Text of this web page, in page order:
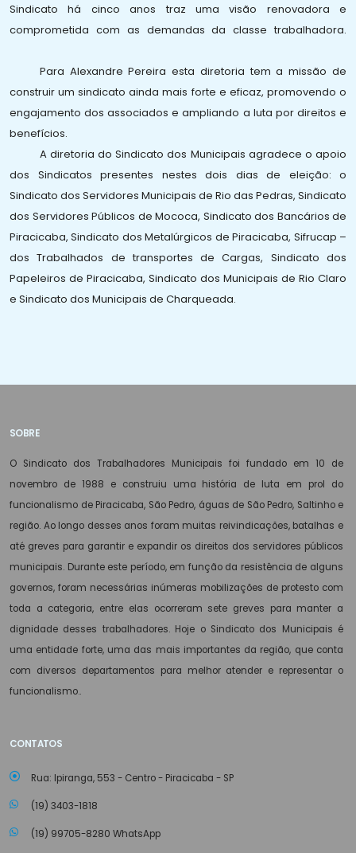
Sindicato há cinco anos traz uma visão renovadora e
comprometida com as demandas da classe trabalhadora.
Para Alexandre Pereira esta diretoria tem a missão de
construir um sindicato ainda mais forte e eficaz, promovendo o
engajamento dos associados e ampliando a luta por direitos e
benefícios.
A diretoria do Sindicato dos Municipais agradece o apoio
dos Sindicatos presentes nestes dois dias de eleição: o
Sindicato dos Servidores Municipais de Rio das Pedras, Sindicato
dos Servidores Públicos de Mococa, Sindicato dos Bancários de
Piracicaba, Sindicato dos Metalúrgicos de Piracicaba, Sifrucap –
dos Trabalhados de transportes de Cargas, Sindicato dos
Papeleiros de Piracicaba, Sindicato dos Municipais de Rio Claro
e Sindicato dos Municipais de Charqueada.
SOBRE
O Sindicato dos Trabalhadores Municipais foi fundado em 10 de
novembro de 1988 e construiu uma história de luta em prol do
funcionalismo de Piracicaba, São Pedro, águas de São Pedro, Saltinho e
região. Ao longo desses anos foram muitas reivindicações, batalhas e
até greves para garantir e expandir os direitos dos servidores públicos
municipais. Durante este período, em função da resistência de alguns
governos, foram necessárias inúmeras mobilizações de protesto com
toda a categoria, entre elas ocorreram sete greves para manter a
dignidade desses trabalhadores. Hoje o Sindicato dos Municipais é
uma entidade forte, uma das mais importantes da região, que conta
com diversos departamentos para melhor atender e representar o
funcionalismo..
CONTATOS
Rua: Ipiranga, 553 - Centro - Piracicaba - SP
(19) 3403-1818
(19) 99705-8280 WhatsApp